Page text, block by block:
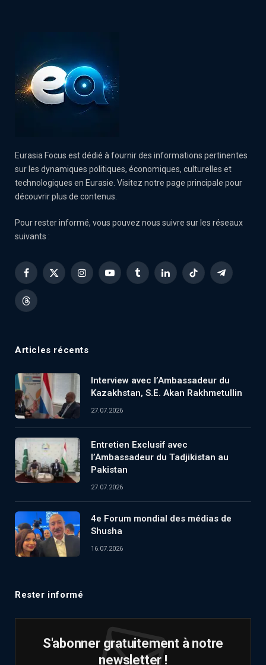
Eurasia Focus est dédié à fournir des informations pertinentes
sur les dynamiques politiques, économiques, culturelles et
technologiques en Eurasie. Visitez notre page principale pour
découvrir plus de contenus.
Pour rester informé, vous pouvez nous suivre sur les réseaux
suivants :
Facebook
X
InstagramYouTubeTumblrLinkedInTikTok Telegram
Threads
Articles récents
Interview avec l’Ambassadeur du
Kazakhstan, S.E. Akan Rakhmetullin
27.07.2026
Entretien Exclusif avec
l’Ambassadeur du Tadjikistan au
Pakistan
27.07.2026
4e Forum mondial des médias de
Shusha
16.07.2026
Rester informé
S'abonner gratuitement à notre
newsletter !